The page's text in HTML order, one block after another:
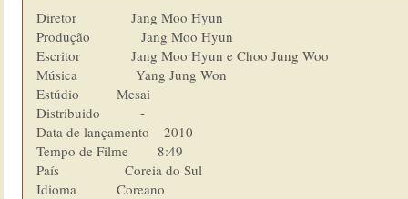
Diretor               Jang Moo Hyun
Produção              Jang Moo Hyun
Escritor              Jang Moo Hyun e Choo Jung Woo
Música                Yang Jung Won
Estúdio  	      Mesai
Distribuido           -
Data de lançamento    2010
Tempo de Filme        8:49
País                  Coreia do Sul
Idioma  	      Coreano